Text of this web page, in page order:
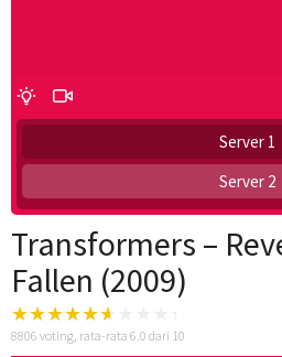
Server 1
Server 2
Transformers –
Fallen (2009)
8806 voting, rata-rata 6.0 dari 10